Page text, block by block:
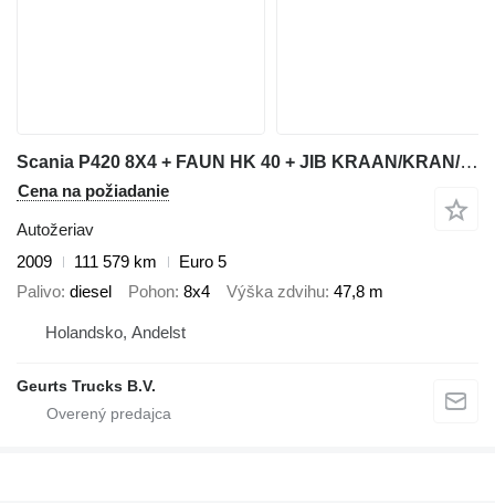
Scania P420 8X4 + FAUN HK 40 + JIB KRAAN/KRAN/CRANE/GRUA
Cena na požiadanie
Autožeriav
2009
111 579 km
Euro 5
Palivo diesel Pohon 8x4 Výška zdvihu 47,8 m
Holandsko, Andelst
Geurts Trucks B.V.